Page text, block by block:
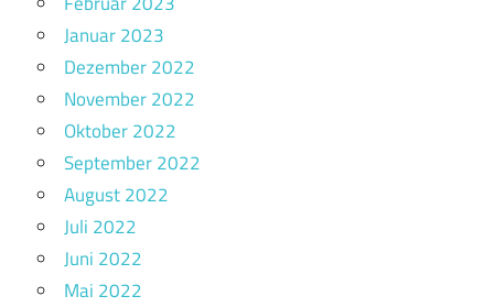
Januar 2023
Dezember 2022
November 2022
Oktober 2022
September 2022
August 2022
Juli 2022
Juni 2022
Mai 2022